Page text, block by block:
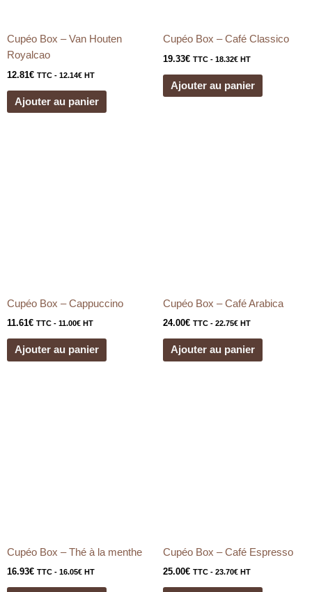
Cupéo Box – Van Houten
Royalcao
12.81€ TTC - 12.14€ HT
Ajouter au panier
Cupéo Box – Café Classico
19.33€ TTC - 18.32€ HT
Ajouter au panier
Cupéo Box – Cappuccino
11.61€ TTC - 11.00€ HT
Ajouter au panier
Cupéo Box – Café Arabica
24.00€ TTC - 22.75€ HT
Ajouter au panier
Cupéo Box – Thé à la menthe
16.93€ TTC - 16.05€ HT
Cupéo Box – Café Espresso
25.00€ TTC - 23.70€ HT